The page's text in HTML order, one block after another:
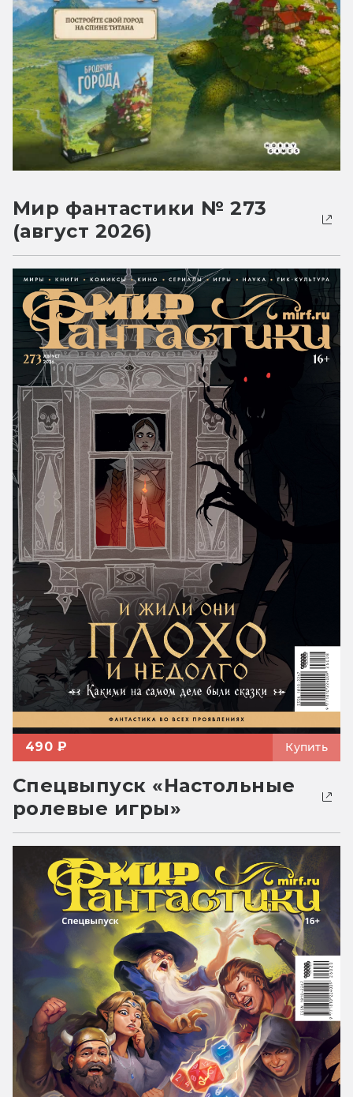
Мир фантастики № 273
(август 2026)
490 ₽ Купить
Спецвыпуск «Настольные
ролевые игры»